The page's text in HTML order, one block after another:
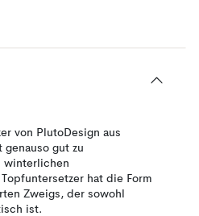
von PlutoDesign aus
genauso gut zu
winterlichen
hat die Form
Zweigs, der sowohl
ist.